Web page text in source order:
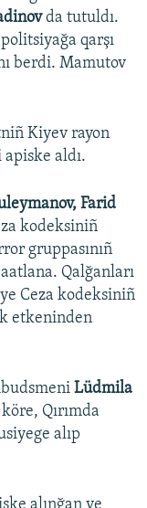
da tutuldı.
qarşı
berdi. Mamutov
Kiyev rayon
aldı.
Farid
kodeksiniñ
gruppasınıñ
Qalğanları
Ceza kodeksiniñ
etkeninden
Lüdmila
Qırımda
alıp